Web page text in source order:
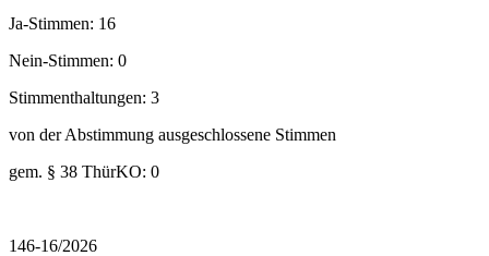
Ja-Stimmen: 16
Nein-Stimmen: 0
Stimmenthaltungen: 3
von der Abstimmung ausgeschlossene Stimmen
gem. § 38 ThürKO: 0
146-16/2026